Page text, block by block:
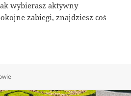
wybierasz aktywny
zabiegi, znajdziesz coś